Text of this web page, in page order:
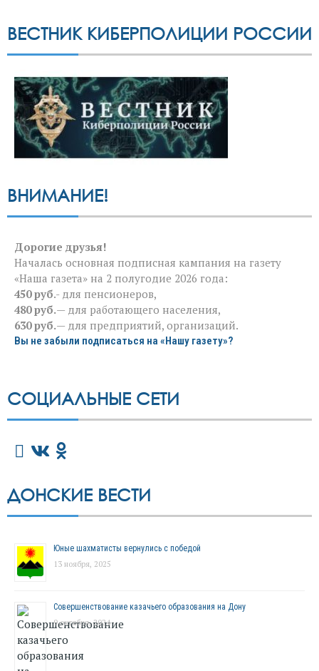
ВЕСТНИК КИБЕРПОЛИЦИИ РОССИИ
ВНИМАНИЕ!
Дорогие друзья!
Началась основная подписная кампания на газету
«Наша газета» на 2 полугодие 2026 года:
450 руб.- для пенсионеров,
480 руб.— для работающего населения,
630 руб.— для предприятий, организаций.
Вы не забыли подписаться на «Нашу газету»?
СОЦИАЛЬНЫЕ СЕТИ
ДОНСКИЕ ВЕСТИ
Юные шахматисты вернулись с победой
13 ноября, 2025
Совершенствование казачьего образования на Дону
9 октября, 2024